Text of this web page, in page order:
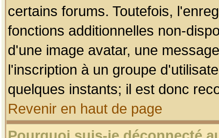
certains forums. Toutefois,
fonctions additionnelles non-
d'une image avatar, une
l'inscription à un groupe
quelques instants; il est donc
Revenir en haut de page